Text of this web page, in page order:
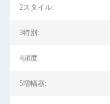
2スタイル:
3特別:
4頻度:
5増幅器: